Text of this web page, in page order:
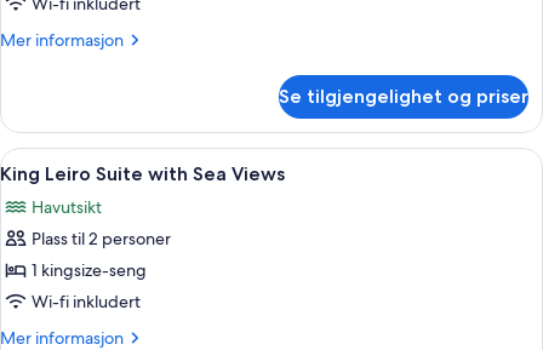
Suite
Sea
Views
Mer informasjon
Mer
Leiro
Suite
with
Partial
Sea
Views
Se tilgjengelighet og priser
Åpne
alle
bildene
av
King
Leiro
Suite
King Leiro Suite with Sea Views |
19
King Leiro Suite with Sea Views
Havutsikt
Plass til 2 personer
1 kingsize-seng
Wi-fi inkludert
Mer informasjon
Mer